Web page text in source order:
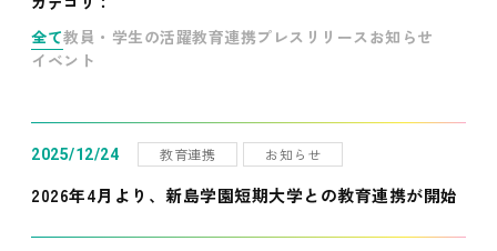
全て教員・学生の活躍教育連携プレスリリース お知らせ
イベント
2025/12/24 教育連携 お知らせ
2026年4月より、新島学園短期大学との教育連携が開始